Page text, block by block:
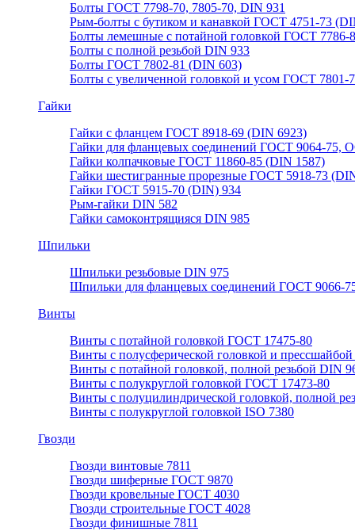
Болты ГОСТ 7798-70, 7805-70, DIN 931
Рым-болты с бутиком и канавкой ГОСТ 4751-73
Болты лемешные с потайной головкой ГОСТ 7786-
Болты с полной резьбой DIN 933
Болты ГОСТ 7802-81 (DIN 603)
Болты с увеличенной головкой и усом ГОСТ 7801-
Гайки
Гайки с фланцем ГОСТ 8918-69 (DIN 6923)
Гайки для фланцевых соединений ГОСТ 9064-75,
Гайки колпачковые ГОСТ 11860-85 (DIN 1587)
Гайки шестигранные прорезные ГОСТ 5918-73
Гайки ГОСТ 5915-70 (DIN) 934
Рым-гайки DIN 582
Гайки самоконтрящияся DIN 985
Шпильки
Шпильки резьбовые DIN 975
Шпильки для фланцевых соединений ГОСТ 9066-
Винты
Винты с потайной головкой ГОСТ 17475-80
Винты с полусферической головкой и
Винты с потайной головкой, полной резьбой DIN
Винты с полукруглой головкой ГОСТ 17473-80
Винты с полуцилиндрической головкой, полной
Винты с полукруглой головкой ISO 7380
Гвозди
Гвозди винтовые 7811
Гвозди шиферные ГОСТ 9870
Гвозди кровельные ГОСТ 4030
Гвозди строительные ГОСТ 4028
Гвозди финишные 7811